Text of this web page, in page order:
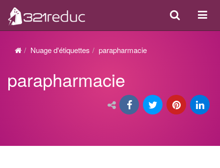
ou
Search
Nuage d'étiquettes parapharmacie
parapharmacie